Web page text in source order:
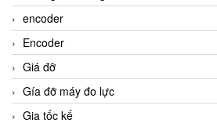
encoder
Encoder
Giá đỡ
Gía đỡ máy đo lực
Gia tốc kế